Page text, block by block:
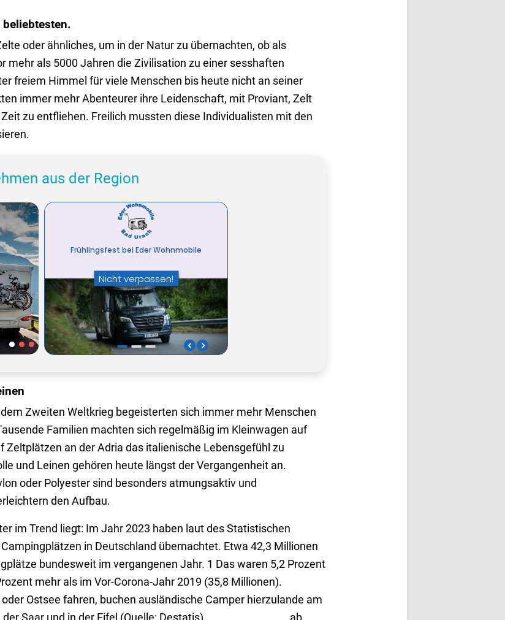
beliebtesten.
oder ähnliches, um in der Natur zu übernachten, ob als
mehr als 5000 Jahren die Zivilisation zu einer sesshaften
freiem Himmel für viele Menschen bis heute nicht an seiner
immer mehr Abenteurer ihre Leidenschaft, mit Proviant, Zelt
zu entfliehen. Freilich mussten diese Individualisten mit den
aus der Region
Zweiten Weltkrieg begeisterten sich immer mehr Menschen
Familien machten sich regelmäßig im Kleinwagen auf
Zeltplätzen an der Adria das italienische Lebensgefühl zu
und Leinen gehören heute längst der Vergangenheit an.
oder Polyester sind besonders atmungsaktiv und
den Aufbau.
im Trend liegt: Im Jahr 2023 haben laut des Statistischen
in Deutschland übernachtet. Etwa 42,3 Millionen
bundesweit im vergangenen Jahr. 1 Das waren 5,2 Prozent
mehr als im Vor-Corona-Jahr 2019 (35,8 Millionen).
Ostsee fahren, buchen ausländische Camper hierzulande am
der Saar und in der Eifel (Quelle: Destatis). ab